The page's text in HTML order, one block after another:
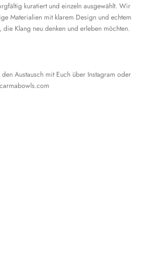
kuratiert und einzeln ausgewählt. Wir
Materialien mit klarem Design und echtem
Klang neu denken und erleben möchten.
Austausch mit Euch über Instagram oder